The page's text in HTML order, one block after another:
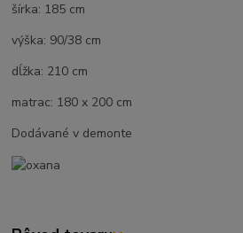
šírka: 185 cm
výška: 90/38 cm
dĺžka: 210 cm
matrac: 180 x 200 cm
Dodávané v demonte